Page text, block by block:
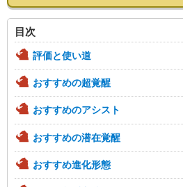
目次
評価と使い道
おすすめの超覚醒
おすすめのアシスト
おすすめの潜在覚醒
おすすめ進化形態